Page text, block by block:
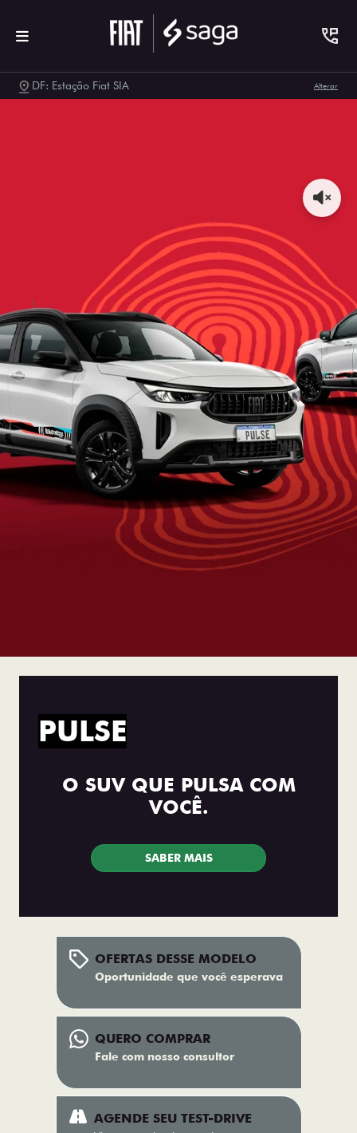
DF: Estação Fiat SIA Alterar
PULSE
O SUV QUE PULSA COM
VOCÊ.
SABER MAIS
OFERTAS DESSE MODELO
Oportunidade que você esperava
QUERO COMPRAR
Fale com nosso consultor
AGENDE SEU TEST-DRIVE